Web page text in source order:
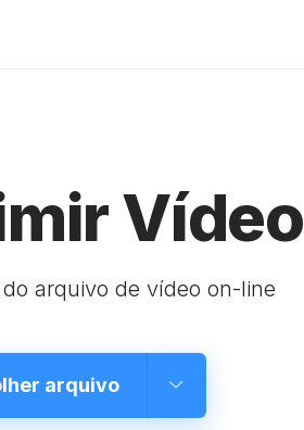
Vídeo
arquivo de vídeo on-line
arquivo